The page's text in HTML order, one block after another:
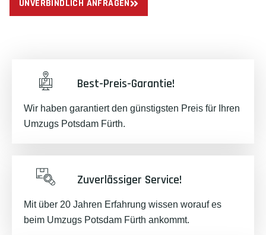
UNVERBINDLICH ANFRAGEN
Best-Preis-Garantie!
Wir haben garantiert den günstigsten Preis für Ihren
Umzugs Potsdam Fürth.
Zuverlässiger Service!
Mit über 20 Jahren Erfahrung wissen worauf es
beim Umzugs Potsdam Fürth ankommt.